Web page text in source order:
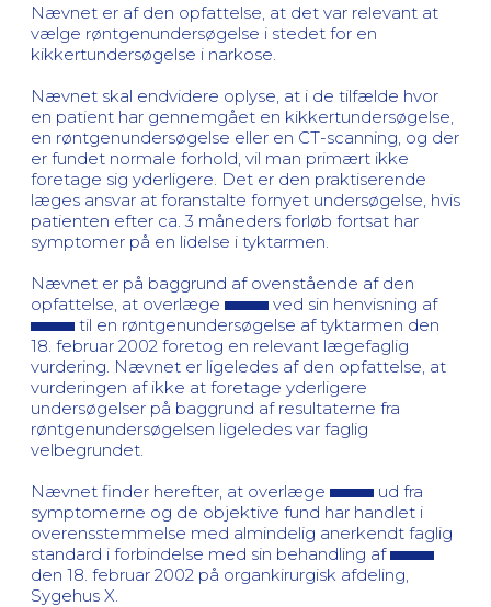
Nævnet er af den opfattelse, at det var relevant at
vælge røntgenundersøgelse i stedet for en
kikkertundersøgelse i narkose.
Nævnet skal endvidere oplyse, at i de tilfælde hvor
en patient har gennemgået en kikkertundersøgelse,
en røntgenundersøgelse eller en CT-scanning, og der
er fundet normale forhold, vil man primært ikke
foretage sig yderligere. Det er den praktiserende
læges ansvar at foranstalte fornyet undersøgelse, hvis
patienten efter ca. 3 måneders forløb fortsat har
symptomer på en lidelse i tyktarmen.
Nævnet er på baggrund af ovenstående af den
opfattelse, at overlæge
ved sin henvisning af
til en røntgenundersøgelse af tyktarmen den
18. februar 2002 foretog en relevant lægefaglig
vurdering. Nævnet er ligeledes af den opfattelse, at
vurderingen af ikke at foretage yderligere
undersøgelser på baggrund af resultaterne fra
røntgenundersøgelsen ligeledes var faglig
velbegrundet.
Nævnet finder herefter, at overlæge
ud fra
symptomerne og de objektive fund har handlet i
overensstemmelse med almindelig anerkendt faglig
standard i forbindelse med sin behandling af
den 18. februar 2002 på organkirurgisk afdeling,
Sygehus X.